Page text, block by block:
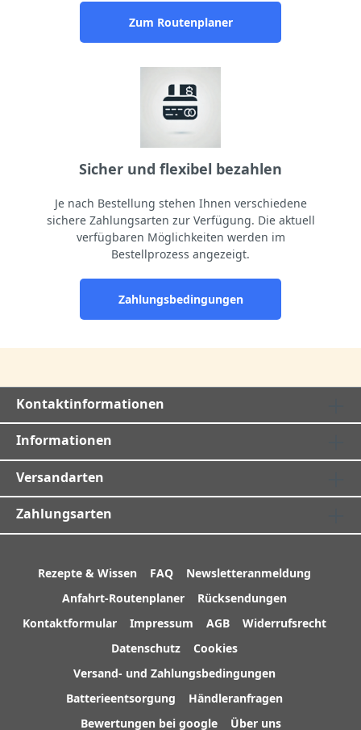
Zum Routenplaner
Sicher und flexibel bezahlen
Je nach Bestellung stehen Ihnen verschiedene
sichere Zahlungsarten zur Verfügung. Die aktuell
verfügbaren Möglichkeiten werden im
Bestellprozess angezeigt.
Zahlungsbedingungen
Kontaktinformationen
Informationen
Versandarten
Zahlungsarten
Rezepte & Wissen FAQ
Newsletteranmeldung
Anfahrt-Routenplaner
Rücksendungen
Kontaktformular
Impressum AGB
Widerrufsrecht
Datenschutz
Cookies
Versand- und Zahlungsbedingungen
Batterieentsorgung
Händleranfragen
Bewertungen bei google
Über uns